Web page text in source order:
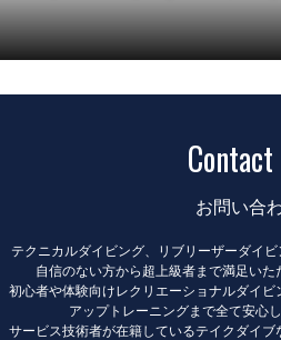
お問い合
テクニカルダイビング、リブリーザーダイ
自信のない方から超上級者まで満足いた
初心者や体験向けレクリエーショナルダイ
アップトレーニングまで全て安心
サービス技術者が在籍しているテイクダイ